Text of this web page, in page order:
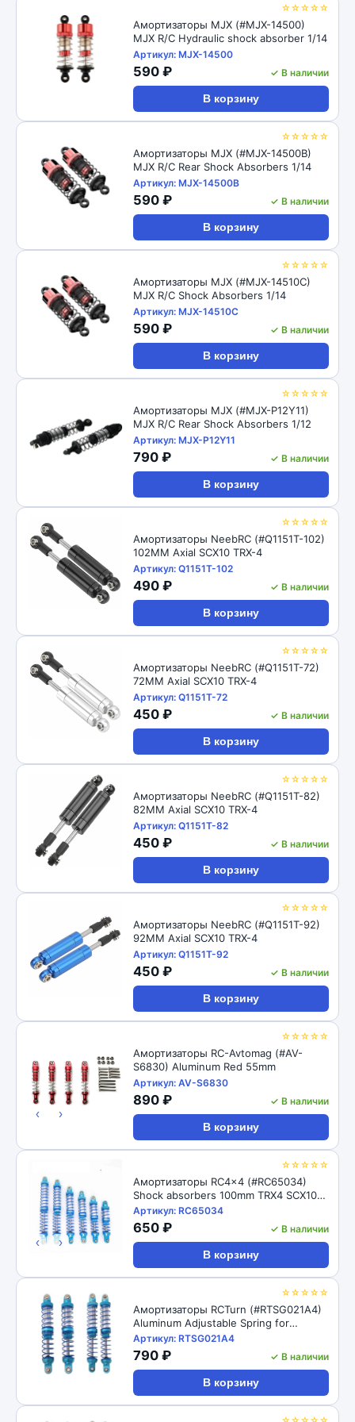
☆☆☆☆☆
Амортизаторы MJX (#MJX-14500)
MJX R/C Hydraulic shock absorber 1/14
Артикул: MJX-14500
590 ₽ ✓ В наличии
В корзину
☆☆☆☆☆
Амортизаторы MJX (#MJX-14500B)
MJX R/C Rear Shock Absorbers 1/14
Артикул: MJX-14500B
590 ₽ ✓ В наличии
В корзину
☆☆☆☆☆
Амортизаторы MJX (#MJX-14510C)
MJX R/C Shock Absorbers 1/14
Артикул: MJX-14510C
590 ₽ ✓ В наличии
В корзину
☆☆☆☆☆
Амортизаторы MJX (#MJX-P12Y11)
MJX R/C Rear Shock Absorbers 1/12
Артикул: MJX-P12Y11
790 ₽ ✓ В наличии
В корзину
☆☆☆☆☆
Амортизаторы NeebRC (#Q1151T-102)
102MM Axial SCX10 TRX-4
Артикул: Q1151T-102
490 ₽ ✓ В наличии
В корзину
☆☆☆☆☆
Амортизаторы NeebRC (#Q1151T-72)
72MM Axial SCX10 TRX-4
Артикул: Q1151T-72
450 ₽ ✓ В наличии
В корзину
☆☆☆☆☆
Амортизаторы NeebRC (#Q1151T-82)
82MM Axial SCX10 TRX-4
Артикул: Q1151T-82
450 ₽ ✓ В наличии
В корзину
☆☆☆☆☆
Амортизаторы NeebRC (#Q1151T-92)
92MM Axial SCX10 TRX-4
Артикул: Q1151T-92
450 ₽ ✓ В наличии
В корзину
☆☆☆☆☆
‹ ›
Амортизаторы RC-Avtomag (#AV-
S6830) Aluminum Red 55mm
Артикул: AV-S6830
890 ₽ ✓ В наличии
В корзину
☆☆☆☆☆
‹ ›
Амортизаторы RC4x4 (#RC65034)
Shock absorbers 100mm TRX4 SCX10
D90 1/10
Артикул: RC65034
650 ₽ ✓ В наличии
В корзину
☆☆☆☆☆
Амортизаторы RCTurn (#RTSG021A4)
Aluminum Adjustable Spring for
Crawler - Black 1pair/set(2pcs)
100x15mm
Артикул: RTSG021A4
790 ₽ ✓ В наличии
В корзину